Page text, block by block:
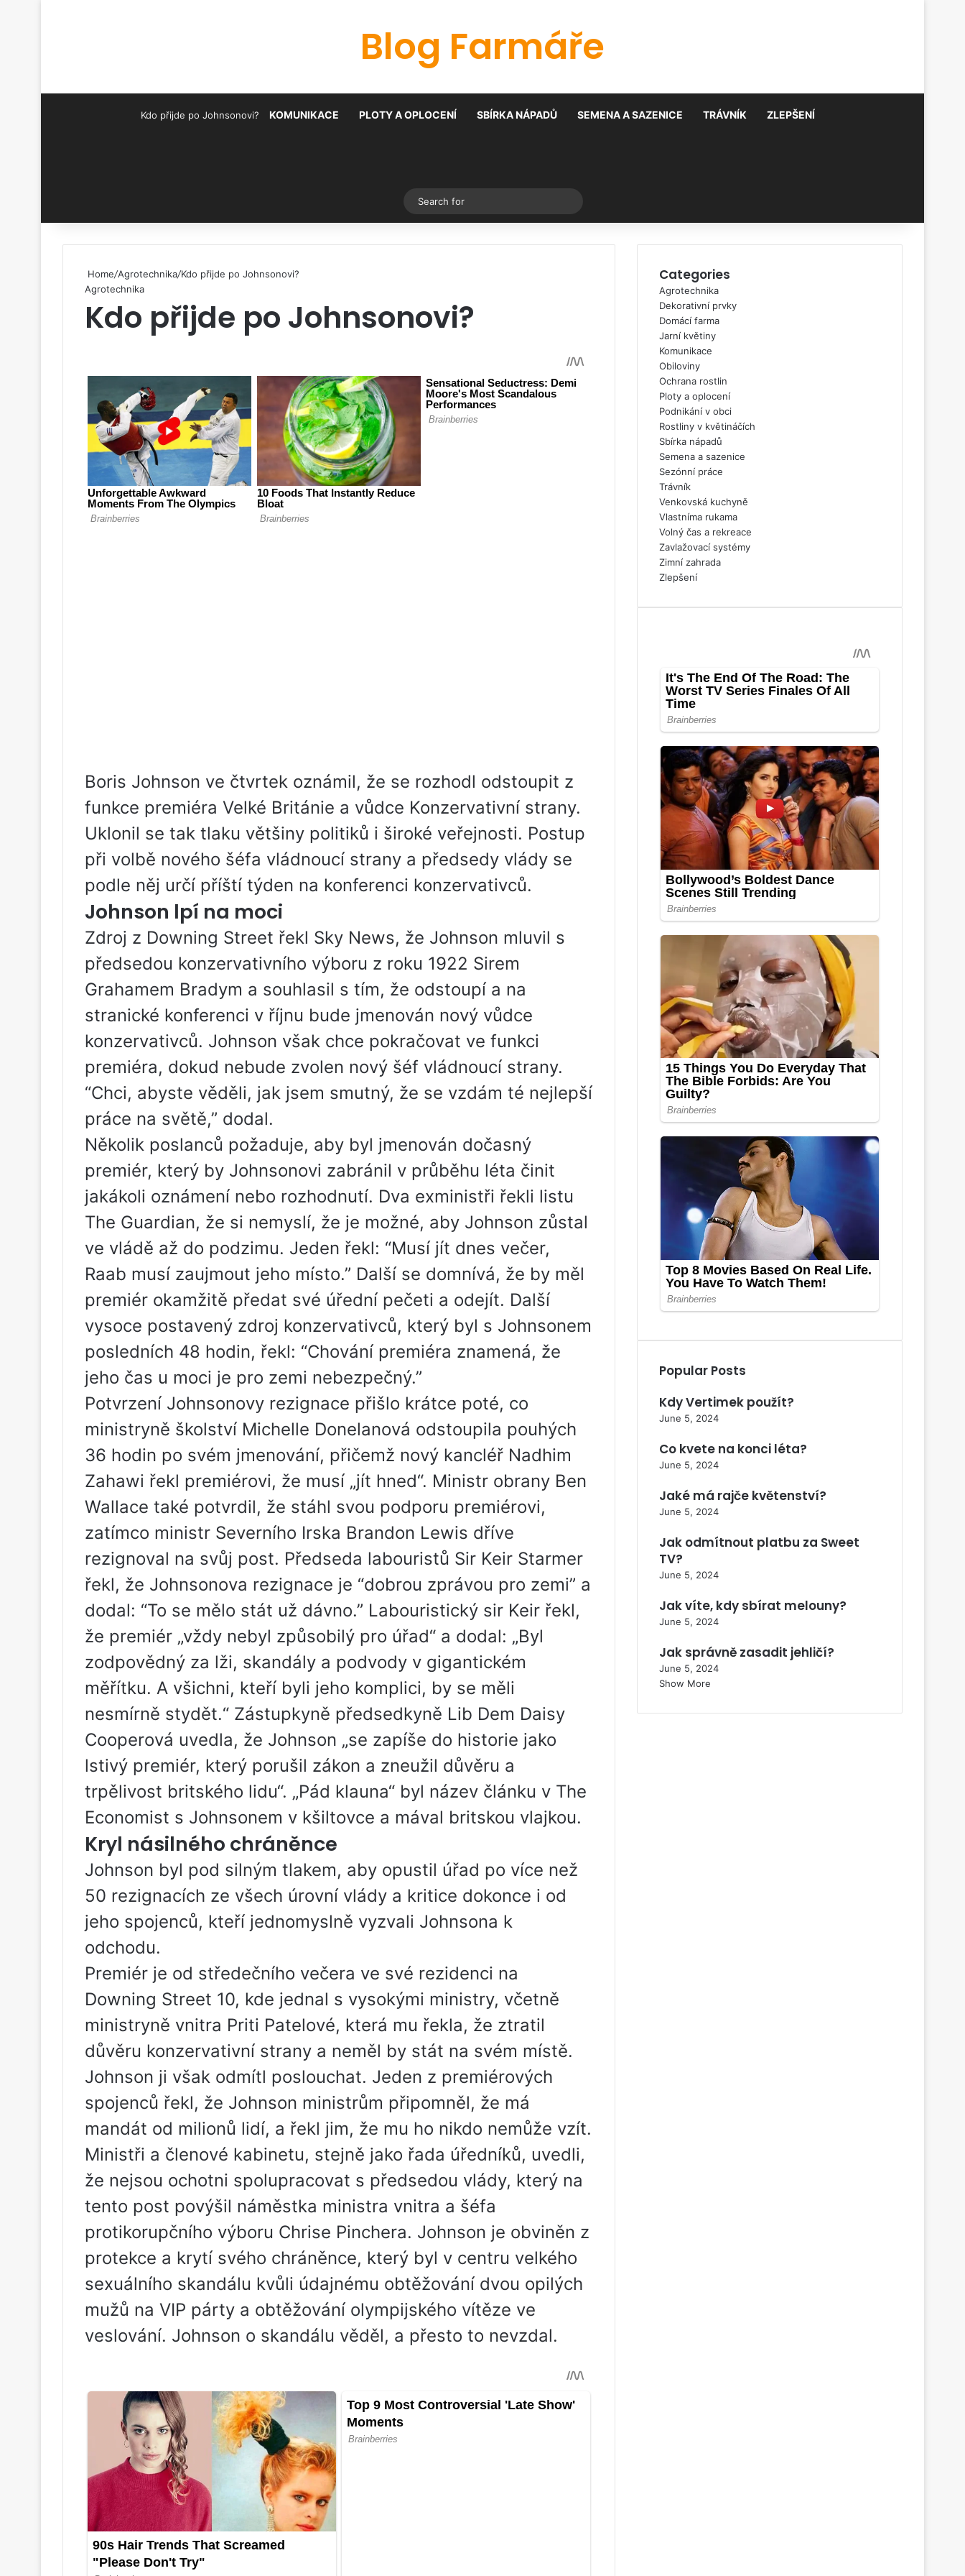
Blog Farmáře
Kdo přijde po Johnsonovi? KOMUNIKACE PLOTY A OPLOCENÍ SBÍRKA NÁPADŮ SEMENA A SAZENICE TRÁVNÍK ZLEPŠENÍ
Switch skin
for
Home/Agrotechnika/Kdo přijde po Johnsonovi?
Agrotechnika
Kdo přijde po Johnsonovi?
Boris Johnson ve čtvrtek oznámil, že se rozhodl odstoupit z
funkce premiéra Velké Británie a vůdce Konzervativní strany.
Uklonil se tak tlaku většiny politiků i široké veřejnosti. Postup
při volbě nového šéfa vládnoucí strany a předsedy vlády se
podle něj určí příští týden na konferenci konzervativců.
Johnson lpí na moci
Zdroj z Downing Street řekl Sky News, že Johnson mluvil s
předsedou konzervativního výboru z roku 1922 Sirem
Grahamem Bradym a souhlasil s tím, že odstoupí a na
stranické konferenci v říjnu bude jmenován nový vůdce
konzervativců. Johnson však chce pokračovat ve funkci
premiéra, dokud nebude zvolen nový šéf vládnoucí strany.
“Chci, abyste věděli, jak jsem smutný, že se vzdám té nejlepší
práce na světě,” dodal.
Několik poslanců požaduje, aby byl jmenován dočasný
premiér, který by Johnsonovi zabránil v průběhu léta činit
jakákoli oznámení nebo rozhodnutí. Dva exministři řekli listu
The Guardian, že si nemyslí, že je možné, aby Johnson zůstal
ve vládě až do podzimu. Jeden řekl: “Musí jít dnes večer,
Raab musí zaujmout jeho místo.” Další se domnívá, že by měl
premiér okamžitě předat své úřední pečeti a odejít. Další
vysoce postavený zdroj konzervativců, který byl s Johnsonem
posledních 48 hodin, řekl: “Chování premiéra znamená, že
jeho čas u moci je pro zemi nebezpečný.”
Potvrzení Johnsonovy rezignace přišlo krátce poté, co
ministryně školství Michelle Donelanová odstoupila pouhých
36 hodin po svém jmenování, přičemž nový kancléř Nadhim
Zahawi řekl premiérovi, že musí „jít hned“. Ministr obrany Ben
Wallace také potvrdil, že stáhl svou podporu premiérovi,
zatímco ministr Severního Irska Brandon Lewis dříve
rezignoval na svůj post. Předseda labouristů Sir Keir Starmer
řekl, že Johnsonova rezignace je “dobrou zprávou pro zemi” a
dodal: “To se mělo stát už dávno.” Labouristický sir Keir řekl,
že premiér „vždy nebyl způsobilý pro úřad“ a dodal: „Byl
zodpovědný za lži, skandály a podvody v gigantickém
měřítku. A všichni, kteří byli jeho komplici, by se měli
nesmírně stydět.“ Zástupkyně předsedkyně Lib Dem Daisy
Cooperová uvedla, že Johnson „se zapíše do historie jako
lstivý premiér, který porušil zákon a zneužil důvěru a
trpělivost britského lidu“. „Pád klauna“ byl název článku v The
Economist s Johnsonem v kšiltovce a mával britskou vlajkou.
Kryl násilného chráněnce
Johnson byl pod silným tlakem, aby opustil úřad po více než
50 rezignacích ze všech úrovní vlády a kritice dokonce i od
jeho spojenců, kteří jednomyslně vyzvali Johnsona k
odchodu.
Premiér je od středečního večera ve své rezidenci na
Downing Street 10, kde jednal s vysokými ministry, včetně
ministryně vnitra Priti Patelové, která mu řekla, že ztratil
důvěru konzervativní strany a neměl by stát na svém místě.
Johnson ji však odmítl poslouchat. Jeden z premiérových
spojenců řekl, že Johnson ministrům připomněl, že má
mandát od milionů lidí, a řekl jim, že mu ho nikdo nemůže vzít.
Ministři a členové kabinetu, stejně jako řada úředníků, uvedli,
že nejsou ochotni spolupracovat s předsedou vlády, který na
tento post povýšil náměstka ministra vnitra a šéfa
protikorupčního výboru Chrise Pinchera. Johnson je obviněn z
protekce a krytí svého chráněnce, který byl v centru velkého
sexuálního skandálu kvůli údajnému obtěžování dvou opilých
mužů na VIP párty a obtěžování olympijského vítěze ve
veslování. Johnson o skandálu věděl, a přesto to nevzdal.
Categories
Agrotechnika
Dekorativní prvky
Domácí farma
Jarní květiny
Komunikace
Obiloviny
Ochrana rostlin
Ploty a oplocení
Podnikání v obci
Rostliny v květináčích
Sbírka nápadů
Semena a sazenice
Sezónní práce
Trávník
Venkovská kuchyně
Vlastníma rukama
Volný čas a rekreace
Zavlažovací systémy
Zimní zahrada
Zlepšení
Popular Posts
Kdy Vertimek použít?
June 5, 2024
Co kvete na konci léta?
June 5, 2024
Jaké má rajče květenství?
June 5, 2024
Jak odmítnout platbu za Sweet
TV?
June 5, 2024
Jak víte, kdy sbírat melouny?
June 5, 2024
Jak správně zasadit jehličí?
June 5, 2024
Show More